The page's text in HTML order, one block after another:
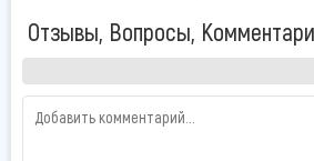
прогулочной парковой зоны, собора и
нескольких минутах езды от
железнодорожного вокзала. Dastan
составляет единый комплекс с
Отзывы, Вопросы,